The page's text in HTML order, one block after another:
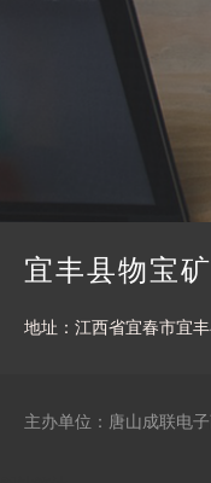
宜丰县物宝
地址：江西省宜春市宜
主办单位：唐山成联电